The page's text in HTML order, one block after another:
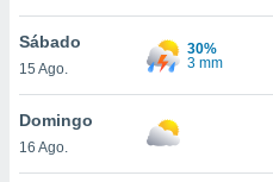
Sábado
15 Ago.
30%
3 mm
Domingo
16 Ago.